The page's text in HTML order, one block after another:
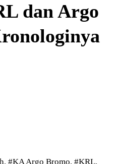
dan Argo
, #KA Argo Bromo, #KRL,